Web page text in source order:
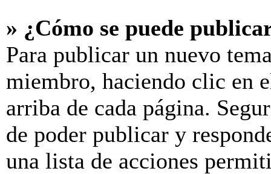
» ¿Cómo se puede
Para publicar un nuevo
miembro, haciendo clic en
arriba de cada página.
de poder publicar y
una lista de acciones